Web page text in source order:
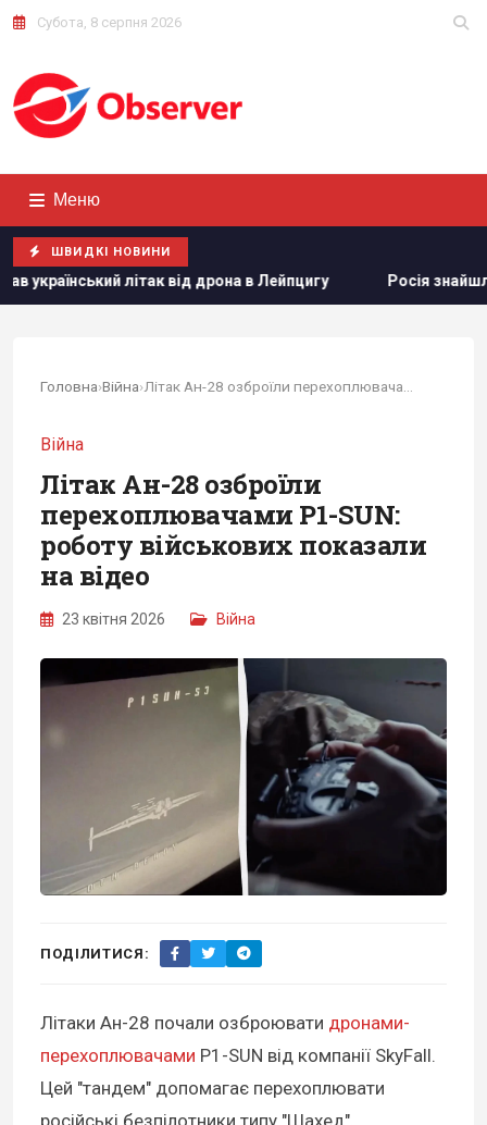
Субота, 8 серпня 2026
Меню
ШВИДКІ НОВИНИ
від дрона в Лейпцигу Росія знайшла слабке місце
Головна›Війна›
Війна
Літак Ан-28 озброїли
перехоплювачами P1-SUN:
роботу військових показали
на відео
23 квітня 2026 Війна
ПОДІЛИТИСЯ:
Літаки Ан-28 почали озброювати дронами-
перехоплювачами P1-SUN від компанії SkyFall.
Цей "тандем" допомагає перехоплювати